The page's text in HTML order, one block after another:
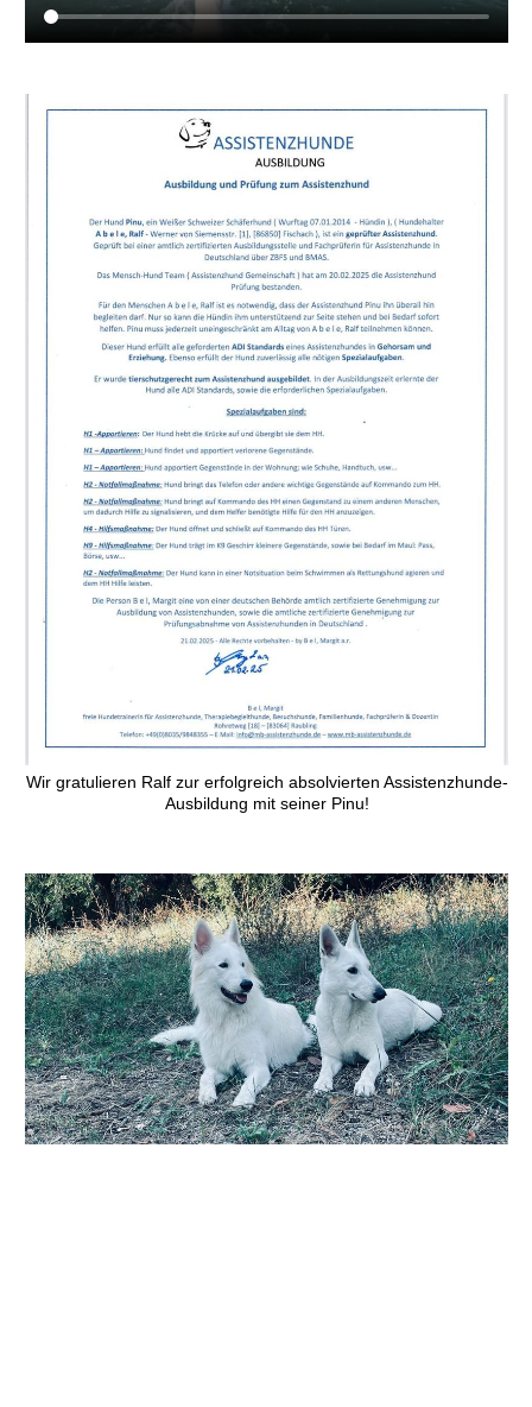
Wir gratulieren Ralf zur erfolgreich absolvierten Assistenzhunde-
Ausbildung mit seiner Pinu!